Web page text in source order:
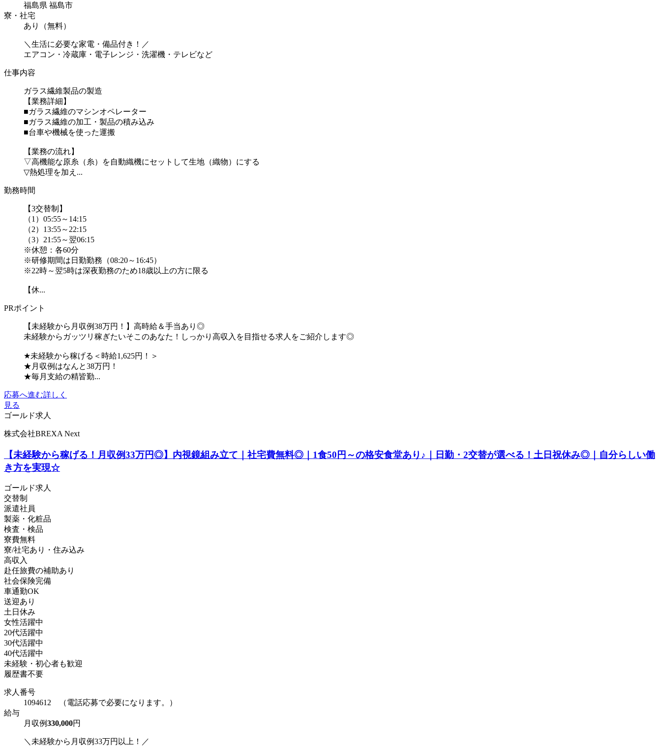
福島県 福島市
寮・社宅
あり（無料）
＼生活に必要な家電・備品付き！／
エアコン・冷蔵庫・電子レンジ・洗濯機・テレビなど
仕事内容
ガラス繊維製品の製造
【業務詳細】
■ガラス繊維のマシンオペレーター
■ガラス繊維の加工・製品の積み込み
■台車や機械を使った運搬
【業務の流れ】
▽高機能な原糸（糸）を自動織機にセットして生地（織物）にする
▽熱処理を加え...
勤務時間
【3交替制】
（1）05:55～14:15
（2）13:55～22:15
（3）21:55～翌06:15
※休憩：各60分
※研修期間は日勤勤務（08:20～16:45）
※22時～翌5時は深夜勤務のため18歳以上の方に限る
【休...
PRポイント
【未経験から月収例38万円！】高時給＆手当あり◎
未経験からガッツリ稼ぎたいそこのあなた！しっかり高収入を目指せる求人をご紹介します◎
★未経験から稼げる＜時給1,625円！＞
★月収例はなんと38万円！
★毎月支給の精皆勤...
応募へ進む詳しく
見る
ゴールド求人
株式会社BREXA Next
【未経験から稼げる！月収例33万円◎】内視鏡組み立て｜社宅費無料◎｜1食50円～の格安食堂あり♪｜日勤・2交替が選べる！土日祝休み◎｜自分らしい働
き方を実現☆
ゴールド求人
交替制
派遣社員
製薬・化粧品
検査・検品
寮費無料
寮/社宅あり・住み込み
高収入
赴任旅費の補助あり
社会保険完備
車通勤OK
送迎あり
土日休み
女性活躍中
20代活躍中
30代活躍中
40代活躍中
未経験・初心者も歓迎
履歴書不要
求人番号
1094612 （電話応募で必要になります。）
給与
月収例330,000円
＼未経験から月収例33万円以上！／